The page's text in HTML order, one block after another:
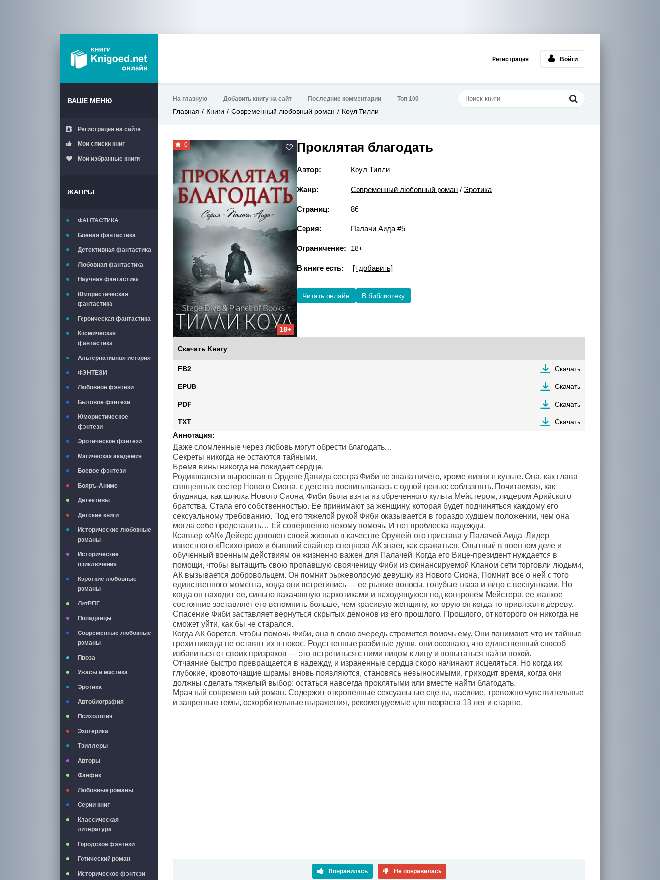
Регистрация Войти
ВАШЕ МЕНЮ
Регистрация на сайте
Мои списки книг
Мои избранные книги
ЖАНРЫ
ФАНТАСТИКА
Боевая фантастика
Детективная фантастика
Любовная фантастика
Научная фантастика
Юмористическая
фантастика
Героическая фантастика
Космическая
фантастика
Альтернативная история
ФЭНТЕЗИ
Любовное фэнтези
Бытовое фэнтези
Юмористическое
фэнтези
Эротическое фэнтези
Магическая академия
Боевое фэнтези
Бояръ-Аниме
Детективы
Детские книги
Исторические любовные
романы
Исторические
приключения
Короткие любовные
романы
ЛитРПГ
Попаданцы
Современные любовные
романы
Проза
Ужасы и мистика
Эротика
Автобиография
Психология
Эзотерика
Триллеры
Авторы
Фанфик
Любовные романы
Серии книг
Классическая
литература
Городское фэнтези
Готический роман
Историческое фэнтези
На главную Добавить книгу на сайт Последние комментарии Топ 100
Главная Книги Современный любовный роман Коул Тилли
0
18+
Проклятая благодать
Автор: Коул Тилли
Жанр: Современный любовный роман / Эротика
Страниц: 86
Серия: Палачи Аида #5
Ограничение: 18+
В книге есть: [+добавить]
Читать онлайн В библиотеку
Скачать Книгу
FB2 Скачать
EPUB Скачать
PDF Скачать
TXT Скачать
Аннотация:
Даже сломленные через любовь могут обрести благодать…
Секреты никогда не остаются тайными.
Бремя вины никогда не покидает сердце.
Родившаяся и выросшая в Ордене Давида сестра Фиби не знала ничего, кроме жизни в культе. Она, как глава
священных сестер Нового Сиона, с детства воспитывалась с одной целью: соблазнять. Почитаемая, как
блудница, как шлюха Нового Сиона, Фиби была взята из обреченного культа Мейстером, лидером Арийского
братства. Стала его собственностью. Ее принимают за женщину, которая будет подчиняться каждому его
сексуальному требованию. Под его тяжелой рукой Фиби оказывается в гораздо худшем положении, чем она
могла себе представить… Ей совершенно некому помочь. И нет проблеска надежды.
Ксавьер «АК» Дейерс доволен своей жизнью в качестве Оружейного пристава у Палачей Аида. Лидер
известного «Психотрио» и бывший снайпер спецназа АК знает, как сражаться. Опытный в военном деле и
обученный военным действиям он жизненно важен для Палачей. Когда его Вице-президент нуждается в
помощи, чтобы вытащить свою пропавшую свояченицу Фиби из финансируемой Кланом сети торговли людьми,
АК вызывается добровольцем. Он помнит рыжеволосую девушку из Нового Сиона. Помнит все о ней с того
единственного момента, когда они встретились — ее рыжие волосы, голубые глаза и лицо с веснушками. Но
когда он находит ее, сильно накачанную наркотиками и находящуюся под контролем Мейстера, ее жалкое
состояние заставляет его вспомнить больше, чем красивую женщину, которую он когда-то привязал к дереву.
Спасение Фиби заставляет вернуться скрытых демонов из его прошлого. Прошлого, от которого он никогда не
сможет уйти, как бы не старался.
Когда АК борется, чтобы помочь Фиби, она в свою очередь стремится помочь ему. Они понимают, что их тайные
грехи никогда не оставят их в покое. Родственные разбитые души, они осознают, что единственный способ
избавиться от своих призраков — это встретиться с ними лицом к лицу и попытаться найти покой.
Отчаяние быстро превращается в надежду, и израненные сердца скоро начинают исцеляться. Но когда их
глубокие, кровоточащие шрамы вновь появляются, становясь невыносимыми, приходит время, когда они
должны сделать тяжелый выбор: остаться навсегда проклятыми или вместе найти благодать.
Мрачный современный роман. Содержит откровенные сексуальные сцены, насилие, тревожно чувствительные
и запретные темы, оскорбительные выражения, рекомендуемые для возраста 18 лет и старше.
Понравилась Не понравилась